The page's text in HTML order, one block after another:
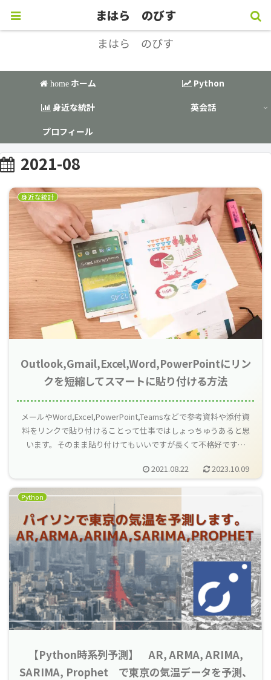
データサイエンス × 英語 で楽しもう！
まはら のびす
homeホーム
Python
身近な統計
英会話
プロフィール
2021-08
身近な統計
Outlook,Gmail,Excel,Word,PowerPointにリン
クを短縮してスマートに貼り付ける方法
メールやWord,Excel,PowerPoint,Teamsなどで参考資料や添付資
料をリンクで貼り付けることって仕事ではしょっちゅうあると思
います。そのまま貼り付けてもいいですが長くて不格好ですよ
2021.08.22
2023.10.09
Python
【Python時系列予測】 AR, ARMA, ARIMA,
SARIMA, Prophet で東京の気温データを予測、
まはら のびす